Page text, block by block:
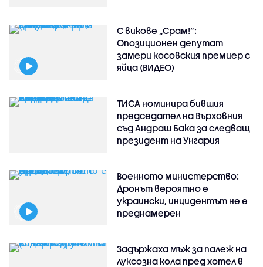
С викове „Срам!“:
Опозиционен депутат
замери косовския премиер с
яйца (ВИДЕО)
ТИСА номинира бившия
председател на Върховния
съд Андраш Бака за следващ
президент на Унгария
Военното министерство:
Дронът вероятно е
украински, инцидентът не е
преднамерен
Задържаха мъж за палеж на
луксозна кола пред хотел в